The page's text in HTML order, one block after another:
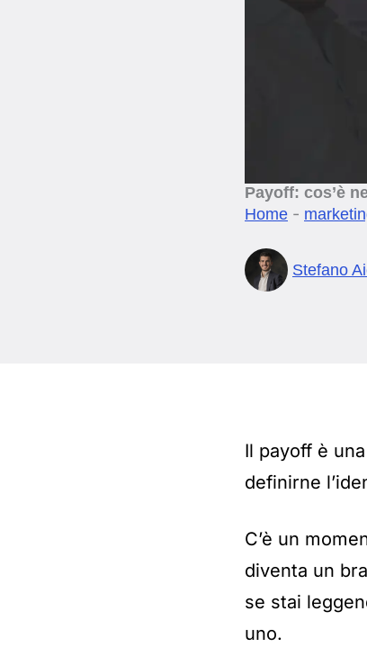
Payoff: cos’è
Home -
Stefano
Il payoff è
definirne
C’è un
diventa un
se stai
uno.